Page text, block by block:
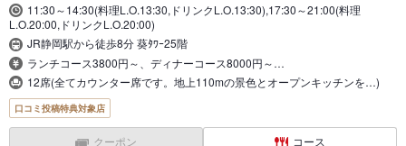
11:30～14:30(料理L.O.13:30,ドリンクL.O.13:30),17:30～21:00(料理
L.O.20:00,ドリンクL.O.20:00)
JR静岡駅から徒歩8分 葵ﾀﾜｰ25階
ランチコース3800円～、ディナーコース8000円～…
12席(全てカウンター席です。地上110mの景色とオープンキッチンを…)
口コミ投稿特典対象店
クーポン コース